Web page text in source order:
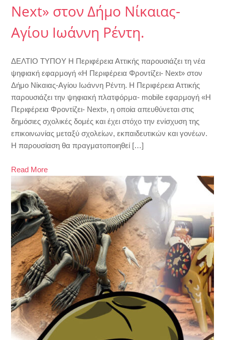
Next» στον Δήμο Νίκαιας-
Αγίου Ιωάννη Ρέντη.
ΔΕΛΤΙΟ ΤΥΠΟΥ Η Περιφέρεια Αττικής παρουσιάζει τη νέα
ψηφιακή εφαρμογή «Η Περιφέρεια Φροντίζει- Next» στον
Δήμο Νίκαιας-Αγίου Ιωάννη Ρέντη. Η Περιφέρεια Αττικής
παρουσιάζει την ψηφιακή πλατφόρμα- mobile εφαρμογή «Η
Περιφέρεια Φροντίζει- Next», η οποία απευθύνεται στις
δημόσιες σχολικές δομές και έχει στόχο την ενίσχυση της
επικοινωνίας μεταξύ σχολείων, εκπαιδευτικών και γονέων.
Η παρουσίαση θα πραγματοποιηθεί […]
Read More